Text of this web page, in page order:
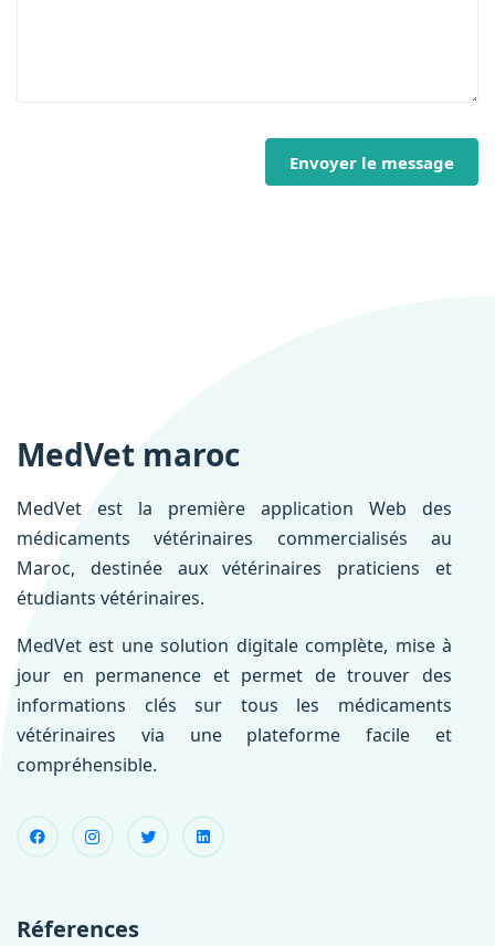
Envoyer le message
MedVet maroc
MedVet est la première application Web des
médicaments vétérinaires commercialisés au
Maroc, destinée aux vétérinaires praticiens et
étudiants vétérinaires.
MedVet est une solution digitale complète, mise à
jour en permanence et permet de trouver des
informations clés sur tous les médicaments
vétérinaires via une plateforme facile et
compréhensible.
Réferences